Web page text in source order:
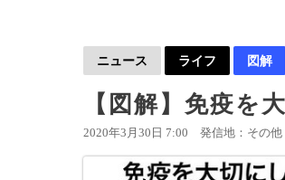
ニュース ライフ 図解
【図解】免疫を
2020年3月30日 7:00 発信地：その他